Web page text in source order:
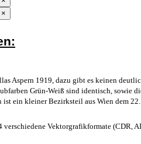
×
Aspern 1919, dazu gibt es keinen
Grün-Weiß sind identisch, sowie
ist ein kleiner Bezirksteil aus Wien dem
Vektorgrafikformate (CDR,